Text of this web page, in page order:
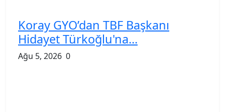
Koray GYO’dan TBF Başkanı
Hidayet Türkoğlu'na...
Ağu 5, 2026 0